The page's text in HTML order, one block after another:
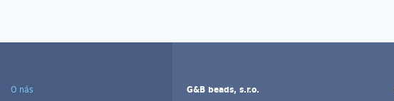
O nás
G&B beads, s.r.o.